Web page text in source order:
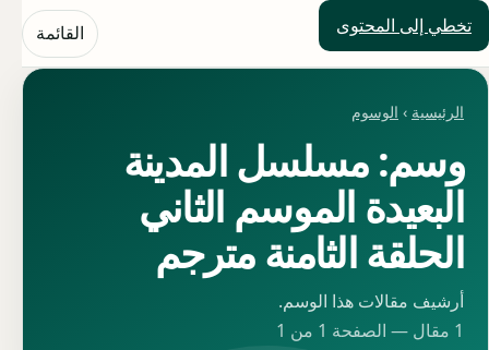
تخطي إلى المحتوى
حلول العالم القائمة
الرئيسية › الوسوم
وسم: مسلسل المدينة
البعيدة الموسم الثاني
الحلقة الثامنة مترجم
أرشيف مقالات هذا الوسم.
1 مقال — الصفحة 1 من 1